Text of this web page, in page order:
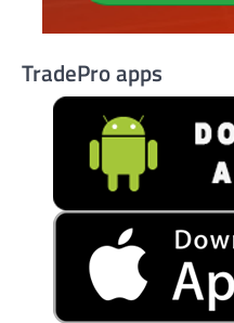
TradePro apps